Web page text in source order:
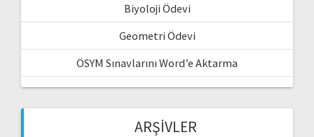
Biyoloji Ödevi
Geometri Ödevi
ÖSYM Sınavlarını Word’e Aktarma
ARŞIVLER